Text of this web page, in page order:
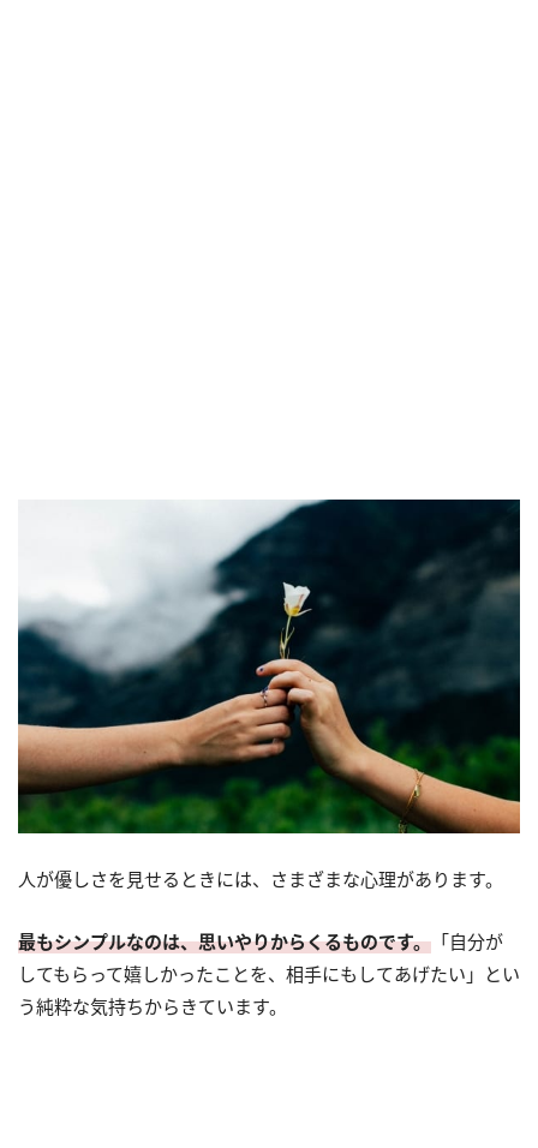
人が優しさを見せるときには、さまざまな心理があります。
最もシンプルなのは、思いやりからくるものです。 「自分が
してもらって嬉しかったことを、相手にもしてあげたい」とい
う純粋な気持ちからきています。